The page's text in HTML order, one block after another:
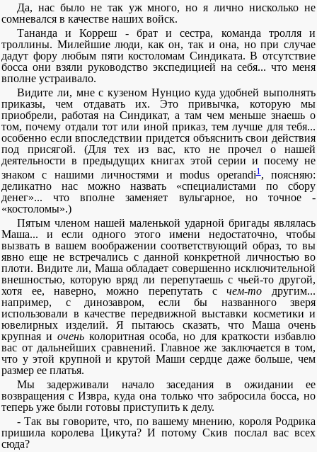
Да, нас было не так уж много, но я лично нисколько не
сомневался в качестве наших войск.
Тананда и Корреш - брат и сестра, команда тролля и
троллины. Милейшие люди, как он, так и она, но при случае
дадут фору любым пяти костоломам Синдиката. В отсутствие
босса они взяли руководство экспедицией на себя... что меня
вполне устраивало.
Видите ли, мне с кузеном Нунцио куда удобней выполнять
приказы, чем отдавать их. Это привычка, которую мы
приобрели, работая на Синдикат, а там чем меньше знаешь о
том, почему отдали тот или иной приказ, тем лучше для тебя...
особенно если впоследствии придется объяснить свои действия
под присягой. (Для тех из вас, кто не прочел о нашей
деятельности в предыдущих книгах этой серии и посему не
знаком с нашими личностями и modus operandi1, поясняю:
деликатно нас можно назвать «специалистами по сбору
денег»... что вполне заменяет вульгарное, но точное -
«костоломы».)
Пятым членом нашей маленькой ударной бригады являлась
Маша... и если одного этого имени недостаточно, чтобы
вызвать в вашем воображении соответствующий образ, то вы
явно еще не встречались с данной конкретной личностью во
плоти. Видите ли, Маша обладает совершенно исключительной
внешностью, которую вряд ли перепутаешь с чьей-то другой,
хотя ее, наверно, можно перепутать счем-то другим...
например, с динозавром, если бы названного зверя
использовали в качестве передвижной выставки косметики и
ювелирных изделий. Я пытаюсь сказать, что Маша очень
крупная и оченьколоритная особа, но для краткости избавлю
вас от дальнейших сравнений. Главное же заключается в том,
что у этой крупной и крутой Маши сердце даже больше, чем
размер ее платья.
Мы задерживали начало заседания в ожидании ее
возвращения с Извра, куда она только что забросила босса, но
теперь уже были готовы приступить к делу.
- Так вы говорите, что, по вашему мнению, короля Родрика
пришила королева Цикута? И потому Скив послал вас всех
сюда?